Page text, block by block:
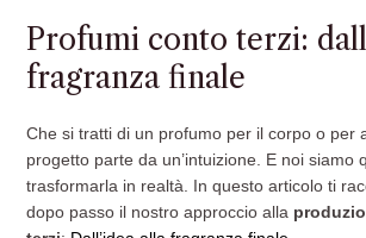
Profumi conto terzi:
fragranza finale
Che si tratti di un profumo per il corpo o per
progetto parte da un’intuizione. E noi siamo
trasformarla in realtà. In questo articolo ti
dopo passo il nostro approccio alla